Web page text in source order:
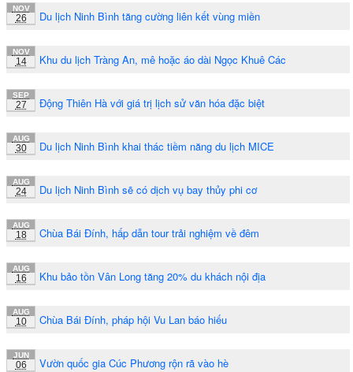
NOV
26 Du lịch Ninh Bình tăng cường liên kết vùng miền
NOV
14 Khu du lịch Tràng An, mê hoặc áo dài Ngọc Khuê Các
SEP
27 Động Thiên Hà với giá trị lịch sử văn hóa đặc biệt
AUG
30 Du lịch Ninh Bình khai thác tiềm năng du lịch MICE
AUG
24 Du lịch Ninh Bình sẽ có dịch vụ bay thủy phi cơ
AUG
18 Chùa Bái Đính, hấp dẫn tour trải nghiệm về đêm
AUG
16 Khu bảo tồn Vân Long tăng 20% du khách nội địa
AUG
10 Chùa Bái Đính, pháp hội Vu Lan báo hiếu
JUN
06 Vườn quốc gia Cúc Phương rộn rã vào hè